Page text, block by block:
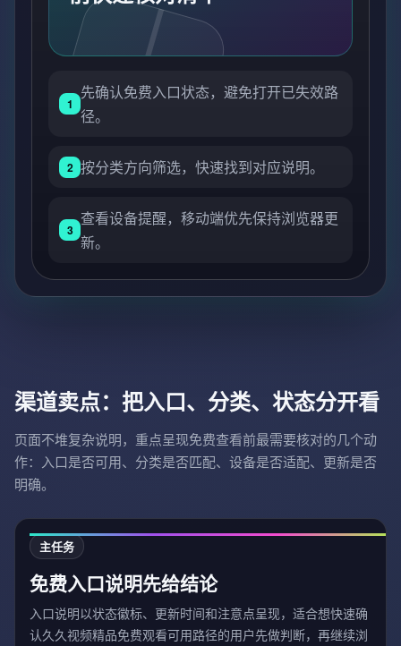
1
先确认免费入口状态，避免打开已失效路
径。
2 按分类方向筛选，快速找到对应说明。
3
查看设备提醒，移动端优先保持浏览器更
新。
渠道卖点：把入口、分类、状态分开看
页面不堆复杂说明，重点呈现免费查看前最需要核对的几个动
作：入口是否可用、分类是否匹配、设备是否适配、更新是否
明确。
主任务
免费入口说明先给结论
入口说明以状态徽标、更新时间和注意点呈现，适合想快速确
认久久视频精品免费观看可用路径的用户先做判断，再继续浏